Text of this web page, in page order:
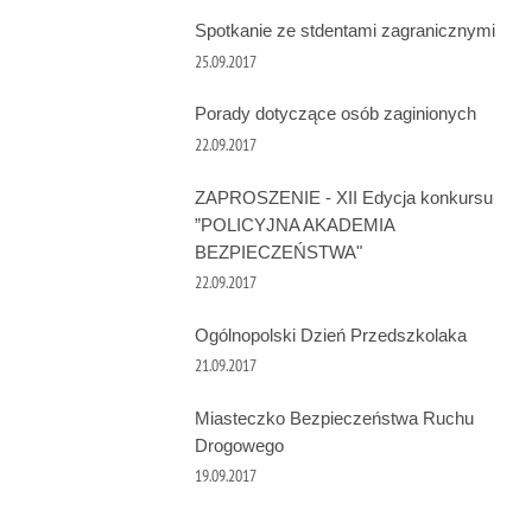
Spotkanie ze stdentami zagranicznymi
25.09.2017
Porady dotyczące osób zaginionych
22.09.2017
ZAPROSZENIE - XII Edycja konkursu
”POLICYJNA AKADEMIA
BEZPIECZEŃSTWA"
22.09.2017
Ogólnopolski Dzień Przedszkolaka
21.09.2017
Miasteczko Bezpieczeństwa Ruchu
Drogowego
19.09.2017